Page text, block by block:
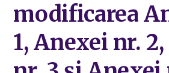
modificarea
1, Anexei nr.